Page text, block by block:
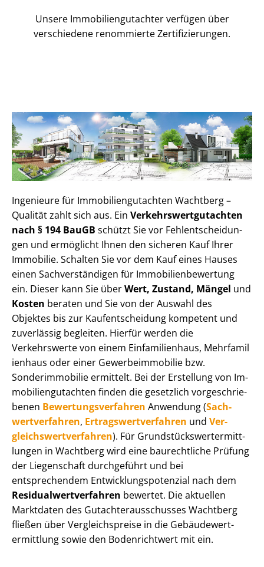
Unsere Immobilien­gutachter verfügen über
verschiedene renommierte Zer­ti­fi­zie­run­gen.
Ingenieure für Im­mo­bi­li­en­gut­ach­ten Wachtberg –
Qualität zahlt sich aus. Ein Ver­kehrs­wert­gut­ach­ten
nach § 194 BauGB schützt Sie vor Fehl­ent­schei­dun­
gen und ermöglicht Ihnen den sicheren Kauf Ihrer
Immobilie. Schalten Sie vor dem Kauf eines Hauses
einen Sach­ver­stän­di­gen für Im­mo­bi­li­en­be­wer­tung
ein. Dieser kann Sie überWert, Zustand, Mängel und
Kosten beraten und Sie von der Auswahl des
Objektes bis zur Kauf­ent­schei­dung kompetent und
zuverlässig begleiten. Hierfür werden die
Verkehrswerte von einem Einfamilienhaus, Mehr­fa­mi­l
i­en­haus oder einer Ge­wer­be­im­mo­bi­lie bzw.
Sonderimmobilie ermittelt. Bei der Erstellung von Im­
mo­bi­li­en­gut­ach­ten finden die gesetzlich vor­ge­schrie­
be­nen Be­wer­tungs­ver­fah­ren Anwendung (Sach­
wert­ver­fah­ren, Er­trags­wert­ver­fah­ren und Ver­
gleichs­wert­ver­fah­ren). Für Grund­stücks­wert­ermitt­
lun­gen in Wachtberg wird eine baurechtliche Prüfung
der Liegenschaft durchgeführt und bei
entsprechendem Ent­wick­lungs­po­ten­zi­al nach dem
Re­si­du­al­wert­ver­fah­ren bewertet. Die aktuellen
Marktdaten des Gut­ach­ter­aus­schus­ses Wachtberg
fließen über Ver­gleichs­prei­se in die Ge­bäu­de­wert­
ermitt­lung sowie den Bodenrichtwert mit ein.